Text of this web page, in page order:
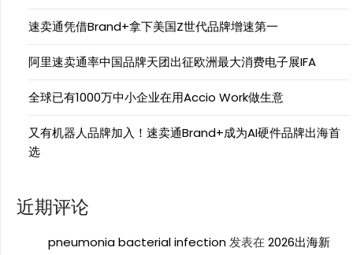
速卖通凭借Brand+拿下美国Z世代品牌增速第一
阿里速卖通率中国品牌天团出征欧洲最大消费电子展IFA
全球已有1000万中小企业在用Accio Work做生意
又有机器人品牌加入！速卖通Brand+成为AI硬件品牌出海首
选
近期评论
pneumonia bacterial infection发表在 2026出海新